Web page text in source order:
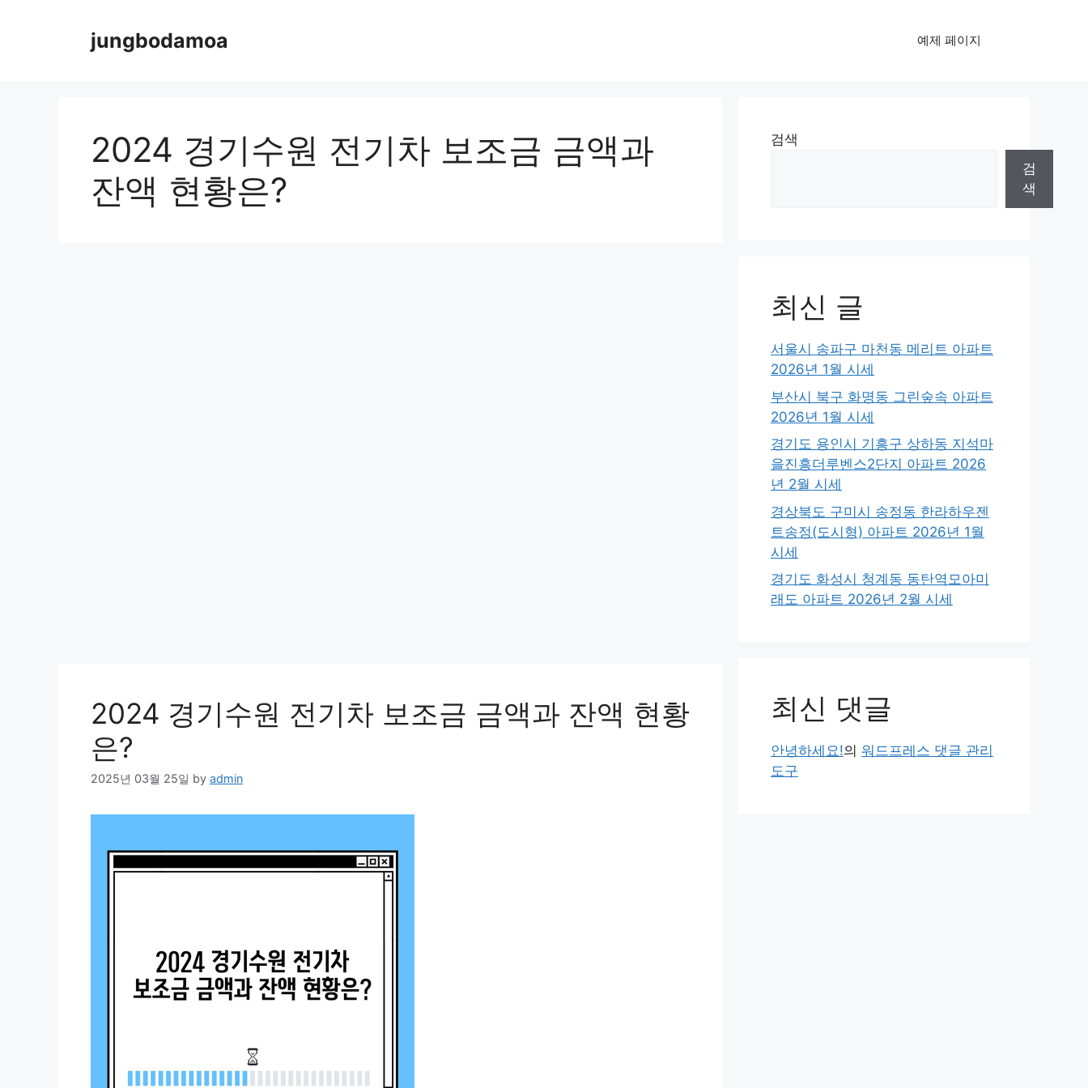
jungbodamoa 예제 페이지
2024 경기수원 전기차 보조금 금액과
잔액 현황은?
2024 경기수원 전기차 보조금 금액과 잔액 현황
은?
2025년 03월 25일 by admin
검색
검
색
최신 글
서울시 송파구 마천동 메리트 아파트
2026년 1월 시세
부산시 북구 화명동 그린숲속 아파트
2026년 1월 시세
경기도 용인시 기흥구 상하동 지석마
을진흥더루벤스2단지 아파트 2026
년 2월 시세
경상북도 구미시 송정동 한라하우젠
트송정(도시형) 아파트 2026년 1월
시세
경기도 화성시 청계동 동탄역모아미
래도 아파트 2026년 2월 시세
최신 댓글
안녕하세요!의 워드프레스 댓글 관리
도구